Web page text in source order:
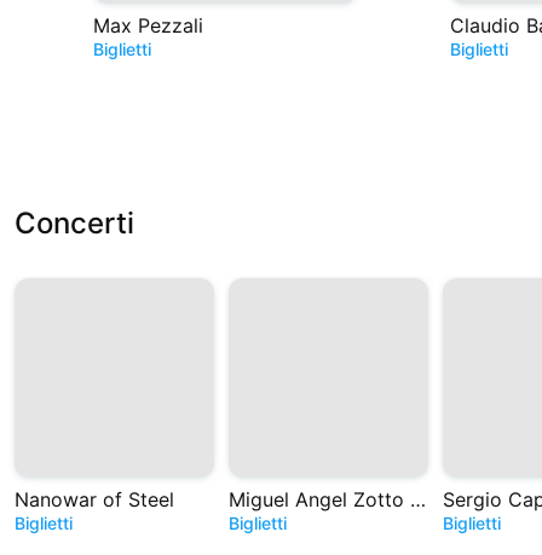
Max Pezzali
Biglietti
Claudio
Biglietti
Concerti
Nanowar of Steel
Biglietti
Miguel Angel Zotto - Tango. Historias de Astor
Biglietti Biglietti